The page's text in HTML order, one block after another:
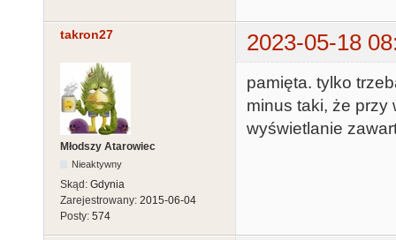
takron27 2023-05-18
Młodszy Atarowiec
Nieaktywny
Skąd: Gdynia
Zarejestrowany: 2015-06-04
Posty: 574
pamięta. tylko
minus taki, że przy
wyświetlanie